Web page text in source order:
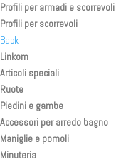
Profili per armadi e scorrevoli
Profili per scorrevoli
Back
Linkom
Articoli speciali
Ruote
Piedini e gambe
Accessori per arredo bagno
Maniglie e pomoli
Minuteria